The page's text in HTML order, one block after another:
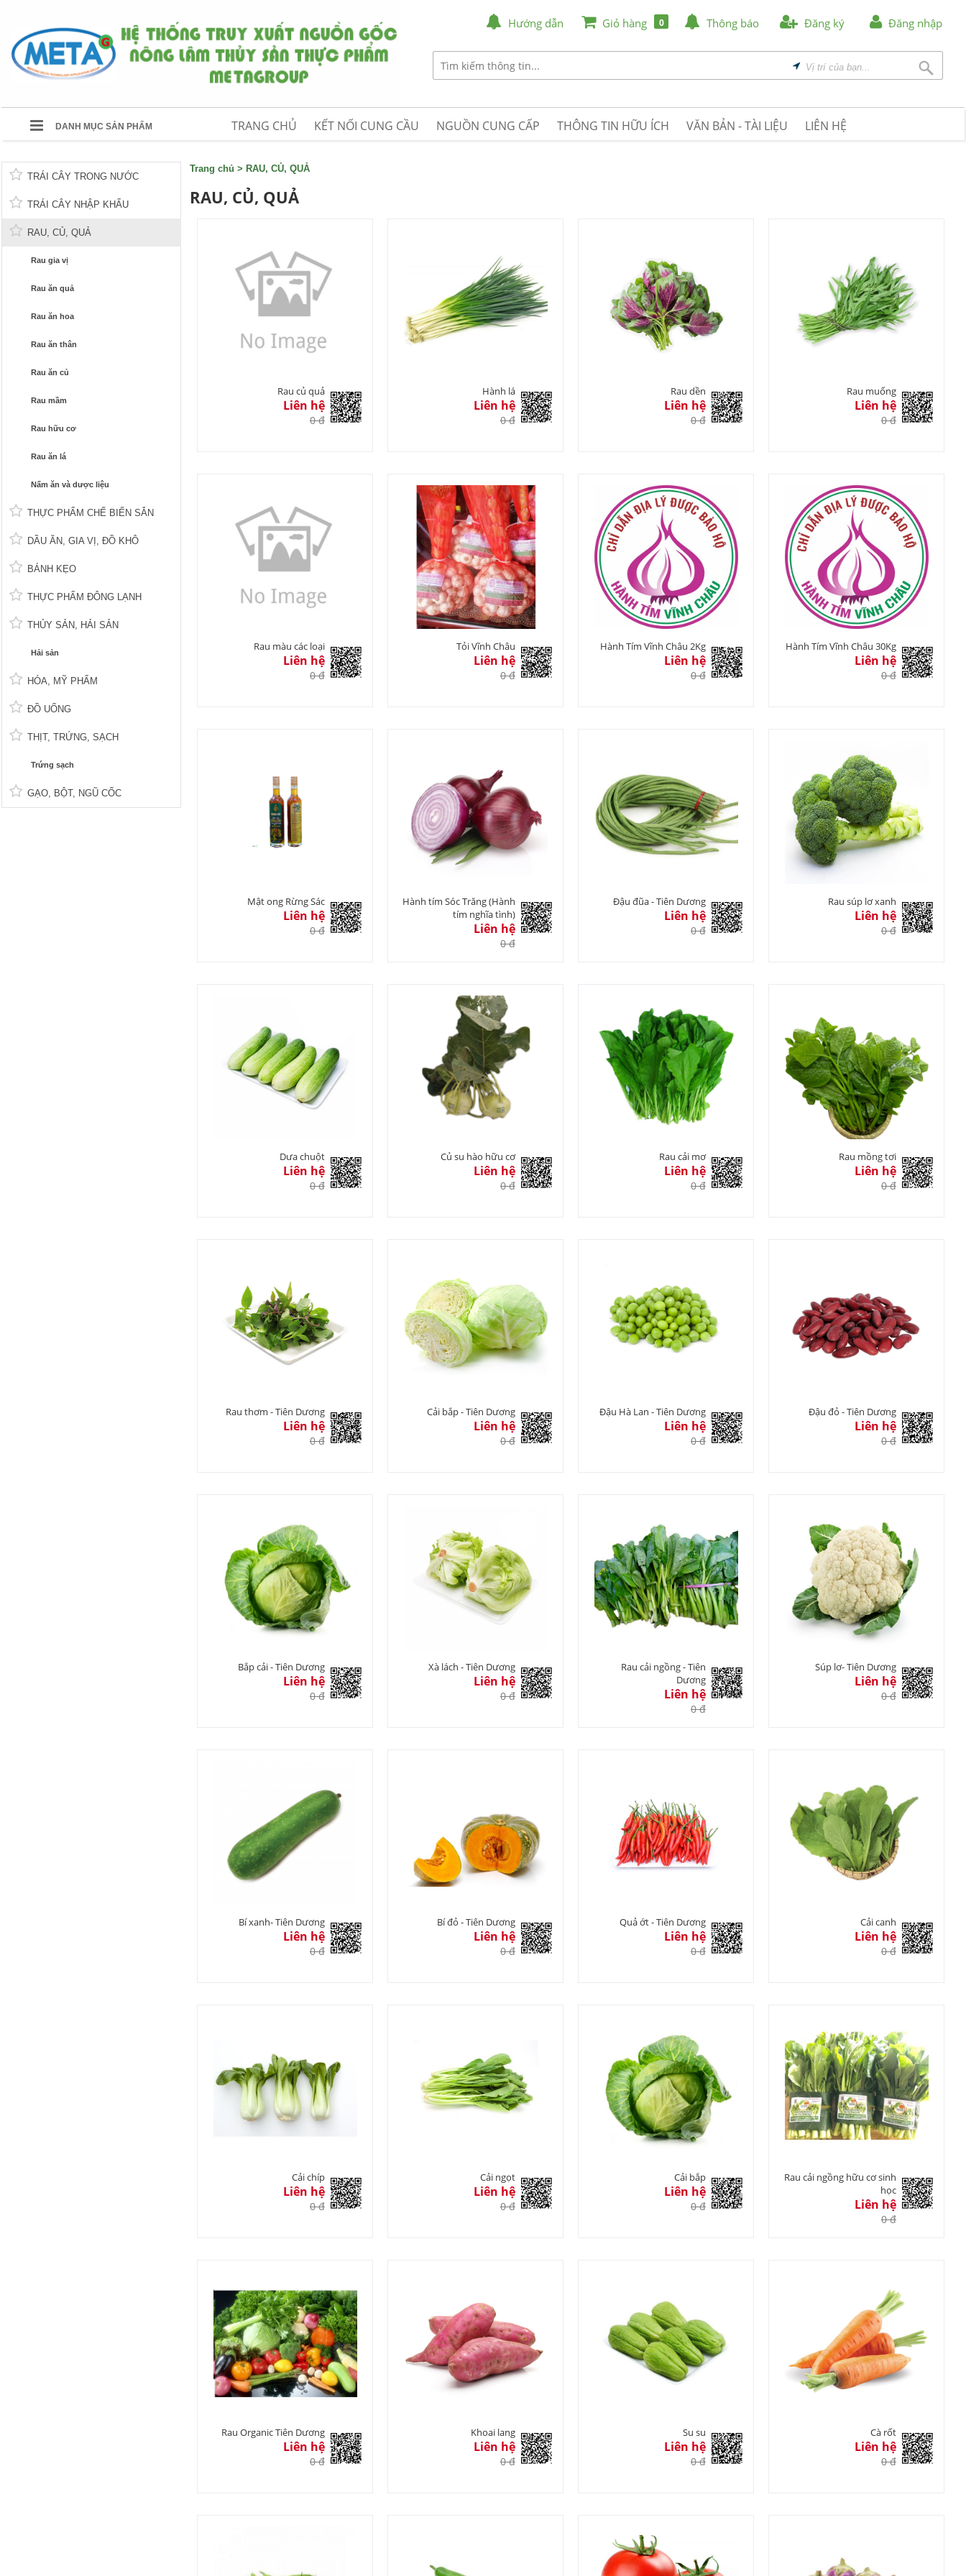
Hướng dẫn Giỏ hàng 0 Thông báo Đăng ký Đăng nhập
DANH MỤC SẢN PHẨM TRANG CHỦ KẾT NỐI CUNG CẦU NGUỒN CUNG CẤP THÔNG TIN HỮU ÍCH VĂN BẢN - TÀI LIỆU LIÊN HỆ
TRÁI CÂY TRONG NƯỚC
TRÁI CÂY NHẬP KHẨU
RAU, CỦ, QUẢ
Rau gia vị
Rau ăn quả
Rau ăn hoa
Rau ăn thân
Rau ăn củ
Rau mầm
Rau hữu cơ
Rau ăn lá
Nấm ăn và dược liệu
THỰC PHẨM CHẾ BIẾN SẴN
DẦU ĂN, GIA VỊ, ĐỒ KHÔ
BÁNH KẸO
THỰC PHẨM ĐÔNG LẠNH
THỦY SẢN, HẢI SẢN
Hải sản
HÓA, MỸ PHẨM
ĐỒ UỐNG
THỊT, TRỨNG, SẠCH
Trứng sạch
GẠO, BỘT, NGŨ CỐC
Trang chủ > RAU, CỦ, QUẢ
RAU, CỦ, QUẢ
Rau củ quả
Liên hệ
0 đ
Hành lá
Liên hệ
0 đ
Rau dền
Liên hệ
0 đ
Rau muống
Liên hệ
0 đ
Rau màu các loại
Liên hệ
0 đ
Tỏi Vĩnh Châu
Liên hệ
0 đ
Hành Tím Vĩnh Châu 2Kg
Liên hệ
0 đ
Hành Tím Vĩnh Châu 30Kg
Liên hệ
0 đ
Mật ong Rừng Sác
Liên hệ
0 đ
Hành tím Sóc Trăng (Hành
tím nghĩa tình)
Liên hệ
0 đ
Đậu đũa - Tiên Dương
Liên hệ
0 đ
Rau súp lơ xanh
Liên hệ
0 đ
Dưa chuột
Liên hệ
0 đ
Củ su hào hữu cơ
Liên hệ
0 đ
Rau cải mơ
Liên hệ
0 đ
Rau mồng tơi
Liên hệ
0 đ
Rau thơm - Tiên Dương
Liên hệ
0 đ
Cải bắp - Tiên Dương
Liên hệ
0 đ
Đậu Hà Lan - Tiên Dương
Liên hệ
0 đ
Đậu đỏ - Tiên Dương
Liên hệ
0 đ
Bắp cải - Tiên Dương
Liên hệ
0 đ
Xà lách - Tiên Dương
Liên hệ
0 đ
Rau cải ngồng - Tiên
Dương
Liên hệ
0 đ
Súp lơ- Tiên Dương
Liên hệ
0 đ
Bí xanh- Tiên Dương
Liên hệ
0 đ
Bí đỏ - Tiên Dương
Liên hệ
0 đ
Quả ớt - Tiên Dương
Liên hệ
0 đ
Cải canh
Liên hệ
0 đ
Cải chíp
Liên hệ
0 đ
Cải ngọt
Liên hệ
0 đ
Cải bắp
Liên hệ
0 đ
Rau cải ngồng hữu cơ sinh
học
Liên hệ
0 đ
Rau Organic Tiên Dương
Liên hệ
0 đ
Khoai lang
Liên hệ
0 đ
Su su
Liên hệ
0 đ
Cà rốt
Liên hệ
0 đ